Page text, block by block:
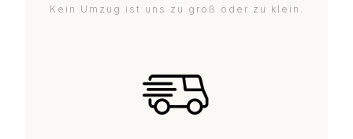
Kein Umzug ist uns zu groß oder zu klein.